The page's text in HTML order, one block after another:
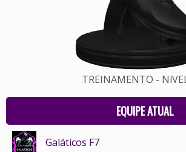
TREINAMENTO -
EQUIPE ATUAL
Galáticos F7